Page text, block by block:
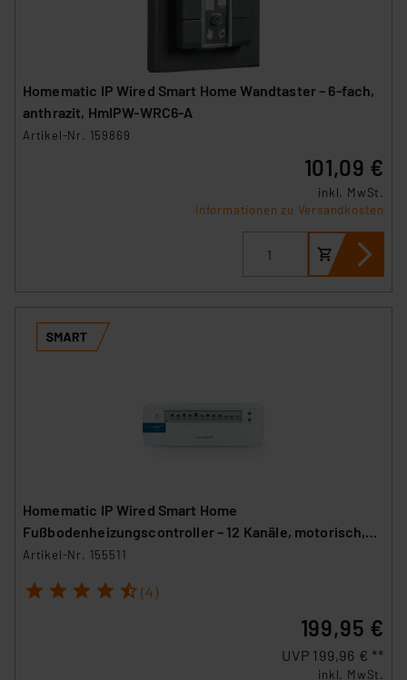
Homematic IP Wired Smart Home Wandtaster – 6-fach,
anthrazit, HmIPW-WRC6-A
Artikel-Nr. 159869
101,09 €
inkl. MwSt.
Informationen zu Versandkosten
Homematic IP Wired Smart Home
Fußbodenheizungscontroller – 12 Kanäle, motorisch,
HmIPW-FALMOT-C12
Artikel-Nr. 155511
1 2 3 4 5 (4)
199,95 €
UVP 199,96 € **
inkl. MwSt.